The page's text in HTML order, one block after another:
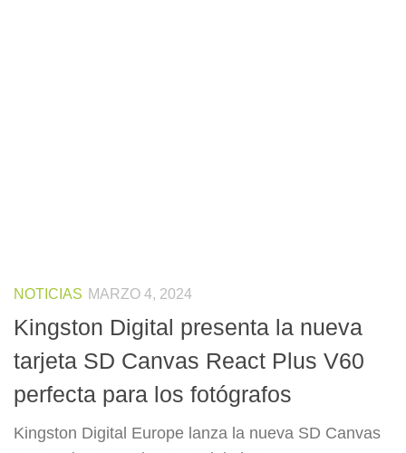
NOTICIAS MARZO 4, 2024
Kingston Digital presenta la nueva
tarjeta SD Canvas React Plus V60
perfecta para los fotógrafos
Kingston Digital Europe lanza la nueva SD Canvas